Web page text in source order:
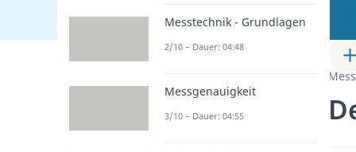
Messtechnik - Grundlagen
2/10 – Dauer: 04:48
Messgenauigkeit
3/10 – Dauer: 04:55